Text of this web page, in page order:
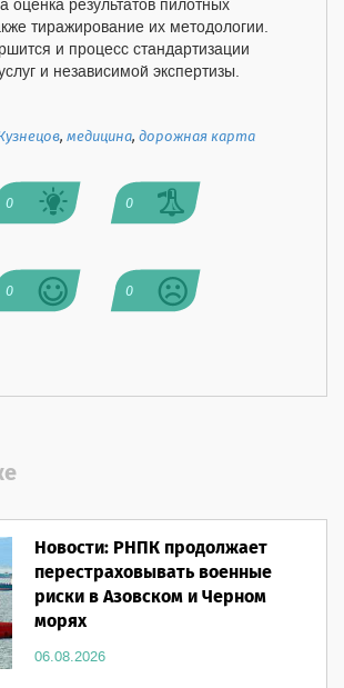
оценка результатов пилотных
тиражирование их методологии.
и процесс стандартизации
и независимой экспертизы.
,медицина,дорожная карта
0 0
0 0
Новости: РНПК продолжает
перестраховывать военные
риски в Азовском и Черном
морях
06.08.2026